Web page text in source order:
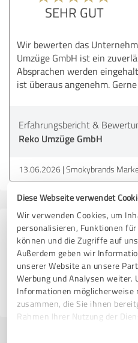
Diese Webseite verwendet
Wir verwenden Cookies, um
personalisieren, Funktionen
können und die Zugriffe auf
Außerdem geben wir
unserer Website an unsere
Werbung und Analysen
Informationen möglicherweise
zusammen, die Sie ihnen
Rahmen Ihrer Nutzung der
SEHR GUT
Wir bewerten das
Umzüge GmbH ist ein
Absprachen werden
ist überaus angenehm.
Erfahrungsbericht &
Reko Umzüge GmbH
13.06.2026 Smokybrands
42 Bewertungen
1 anderen
5,00